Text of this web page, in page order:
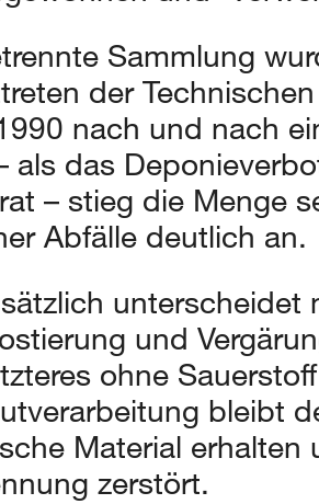
Sammlung
der
nach und nach
als das
– stieg die Menge
Abfälle deutlich an.
unterscheidet
und
ohne
bleibt
Material
zerstört.